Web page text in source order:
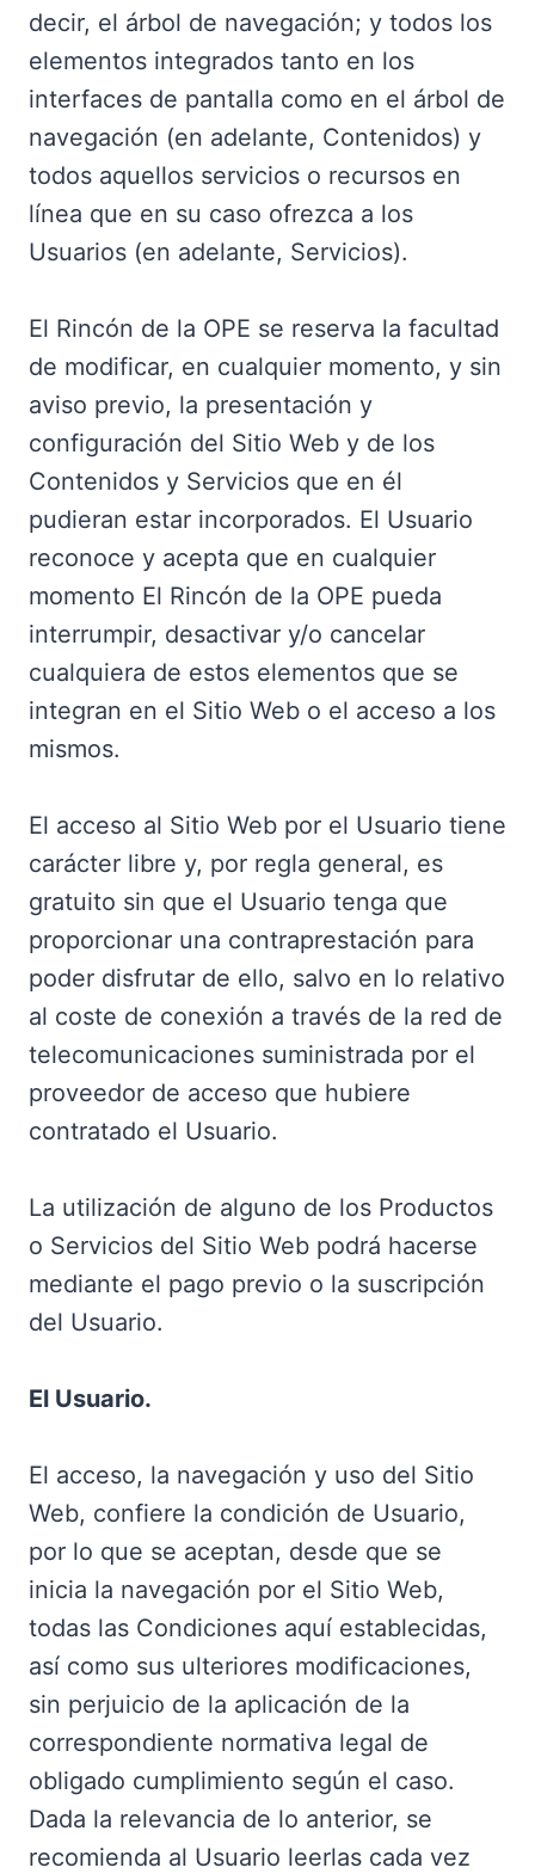
decir, el árbol de navegación; y todos los
elementos integrados tanto en los
interfaces de pantalla como en el árbol de
navegación (en adelante, Contenidos) y
todos aquellos servicios o recursos en
línea que en su caso ofrezca a los
Usuarios (en adelante, Servicios).
El Rincón de la OPE se reserva la facultad
de modificar, en cualquier momento, y sin
aviso previo, la presentación y
configuración del Sitio Web y de los
Contenidos y Servicios que en él
pudieran estar incorporados. El Usuario
reconoce y acepta que en cualquier
momento El Rincón de la OPE pueda
interrumpir, desactivar y/o cancelar
cualquiera de estos elementos que se
integran en el Sitio Web o el acceso a los
mismos.
El acceso al Sitio Web por el Usuario tiene
carácter libre y, por regla general, es
gratuito sin que el Usuario tenga que
proporcionar una contraprestación para
poder disfrutar de ello, salvo en lo relativo
al coste de conexión a través de la red de
telecomunicaciones suministrada por el
proveedor de acceso que hubiere
contratado el Usuario.
La utilización de alguno de los Productos
o Servicios del Sitio Web podrá hacerse
mediante el pago previo o la suscripción
del Usuario.
El Usuario.
El acceso, la navegación y uso del Sitio
Web, confiere la condición de Usuario,
por lo que se aceptan, desde que se
inicia la navegación por el Sitio Web,
todas las Condiciones aquí establecidas,
así como sus ulteriores modificaciones,
sin perjuicio de la aplicación de la
correspondiente normativa legal de
obligado cumplimiento según el caso.
Dada la relevancia de lo anterior, se
recomienda al Usuario leerlas cada vez